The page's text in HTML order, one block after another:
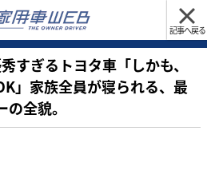
記事へ戻る
すぎるトヨタ車「しかも、
」家族全員が寝られる、最
全貌。